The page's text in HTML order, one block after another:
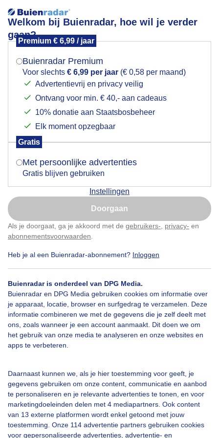
Welkom bij Buienradar, hoe wil je verder
gaan?
Premium € 6,99 / jaar
Buienradar Premium
Voor slechts € 6,99 per jaar (€ 0,58 per maand)
Advertentievrij en privacy veilig
Ontvang voor min. € 40,- aan cadeaus
10% donatie aan Staatsbosbeheer
Elk moment opzegbaar
Gratis
Met persoonlijke advertenties
Gratis blijven gebruiken
Instellingen
Doorgaan
Als je doorgaat, ga je akkoord met de gebruikers- privacy- en
abonnementsvoorwaarden
Heb je al een Buienradar-abonnement? Inloggen
Buienradar is onderdeel van DPG Media.
Buienradar en DPG Media gebruiken cookies om informatie over
je apparaat, locatie, browser en surfgedrag te verzamelen. Deze
informatie combineren we met de gegevens die je zelf deelt met
ons, zoals wanneer je een account aanmaakt. Dit doen we om
het gebruik van onze media te analyseren en onze websites en
apps te verbeteren.
Daarnaast kunnen we, als je hier toestemming voor geeft, je
gegevens gebruiken om onze content, communicatie en aanbod
te personaliseren en je relevante advertenties te tonen, en voor
marketingdoeleinden delen met 4 mediapartners. Ook content
van 13 externe platformen wordt enkel getoond met jouw
toestemming. Onze 114 advertentie partners gebruiken cookies
voor gepersonaliseerde advertenties, advertentie- en
laaghangendebewolkingbovenzee
Een moment geduld aub...
Populaire categorieën
Lente
Zomer
Over Buienradar
Bedrijfsgegevens
Veelgestelde vragen
Contact
Toegankelijkheid
Buienradar Team
Privacy beleid
Cookie beleid
Privacy instellingen
Mogen we je locatie gebruiken voor het
Indien je hier nog geen akkoord op hebt gegeven,
verschijnt er zo een pop-up uit je browser waarin
Is goed, toon de popup
Nu niet, misschien later
Klik hierom dit aan te passen